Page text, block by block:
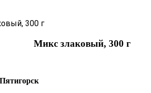
300 г
Микс злаковый, 300 г